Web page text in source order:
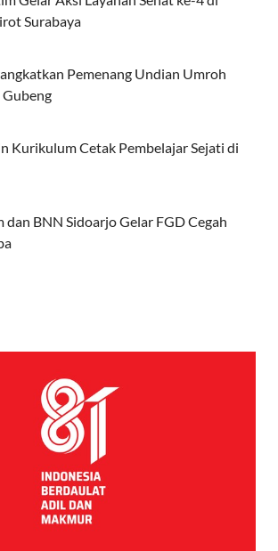
Surabaya
Pemenang Undian Umroh
Kurikulum Cetak Pembelajar Sejati di
dan BNN Sidoarjo Gelar FGD Cegah